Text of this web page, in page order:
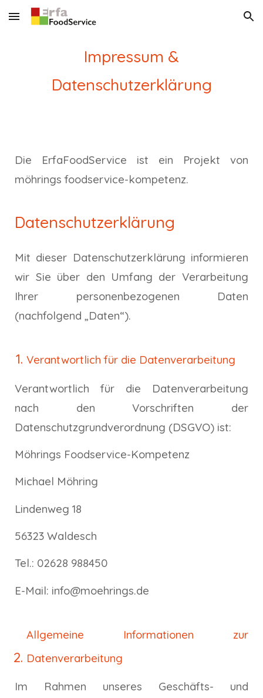
Skip to main content Skip to navigation
Impressum &
Datenschutzerklärung
Die ErfaFoodService ist ein Projekt von
möhrings foodservice-kompetenz.
Datenschutzerklärung
Mit dieser Datenschutzerklärung informieren
wir Sie über den Umfang der Verarbeitung
Ihrer personenbezogenen Daten
(nachfolgend „Daten“).
Verantwortlich für die Datenverarbeitung
Verantwortlich für die Datenverarbeitung
nach den Vorschriften der
Datenschutzgrundverordnung (DSGVO) ist:
Möhrings Foodservice-Kompetenz
Michael Möhring
Lindenweg 18
56323 Waldesch
Tel.: 02628 988450
E-Mail: info@moehrings.de
Allgemeine Informationen zur
Datenverarbeitung
Im Rahmen unseres Geschäfts- und